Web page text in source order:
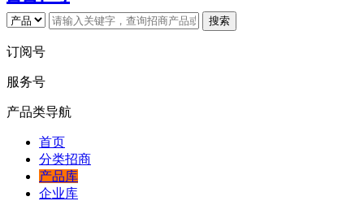
搜索
订阅号
服务号
产品类导航
首页
分类招商
产品库
企业库